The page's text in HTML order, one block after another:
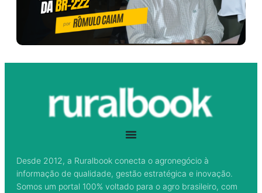
Desde 2012, a Ruralbook conecta o agronegócio à
informação de qualidade, gestão estratégica e inovação.
Somos um portal 100% voltado para o agro brasileiro, com